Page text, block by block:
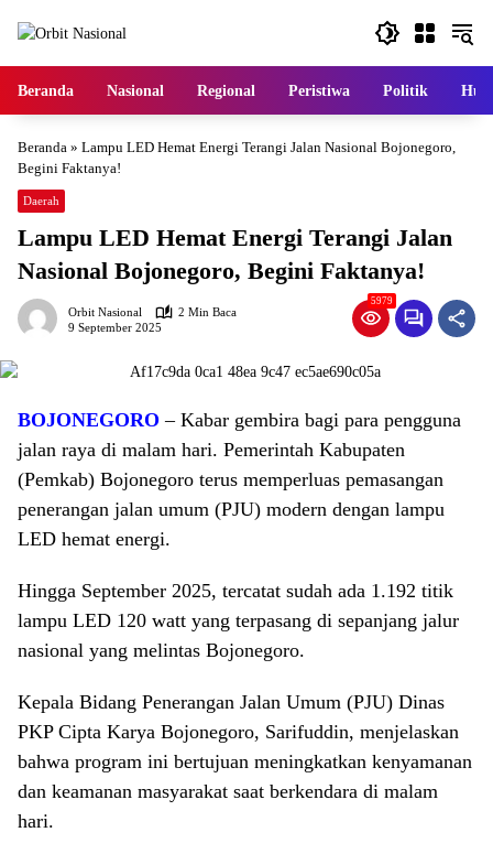
Beranda Nasional Regional Peristiwa Politik
Beranda » Lampu LED Hemat Energi Terangi Jalan Nasional Bojonegoro,
Begini Faktanya!
Daerah
Lampu LED Hemat Energi Terangi Jalan
Nasional Bojonegoro, Begini Faktanya!
Orbit Nasional
2 Min Baca
9 September 2025
5979
BOJONEGORO – Kabar gembira bagi para pengguna
jalan raya di malam hari. Pemerintah Kabupaten
(Pemkab) Bojonegoro terus memperluas pemasangan
penerangan jalan umum (PJU) modern dengan lampu
LED hemat energi.
Hingga September 2025, tercatat sudah ada 1.192 titik
lampu LED 120 watt yang terpasang di sepanjang jalur
nasional yang melintas Bojonegoro.
Kepala Bidang Penerangan Jalan Umum (PJU) Dinas
PKP Cipta Karya Bojonegoro, Sarifuddin, menjelaskan
bahwa program ini bertujuan meningkatkan kenyamanan
dan keamanan masyarakat saat berkendara di malam
hari.